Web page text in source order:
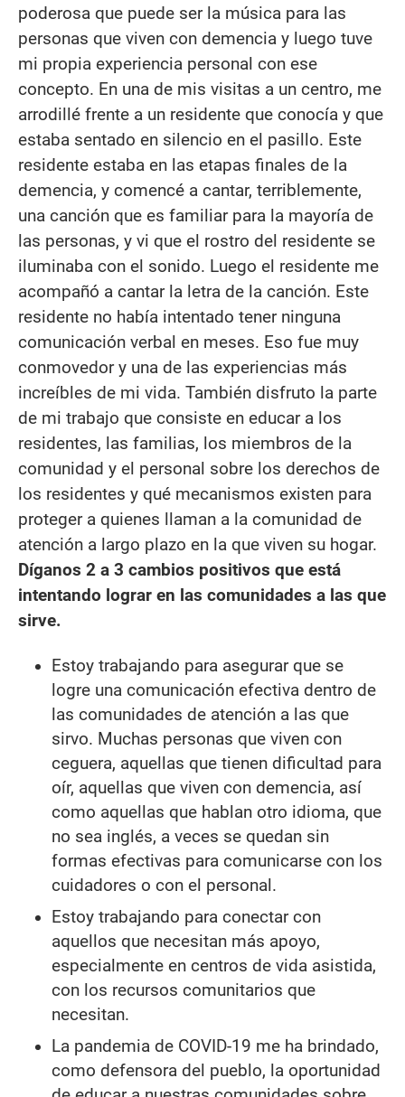
poderosa que puede ser la música para las
personas que viven con demencia y luego tuve
mi propia experiencia personal con ese
concepto. En una de mis visitas a un centro, me
arrodillé frente a un residente que conocía y que
estaba sentado en silencio en el pasillo. Este
residente estaba en las etapas finales de la
demencia, y comencé a cantar, terriblemente,
una canción que es familiar para la mayoría de
las personas, y vi que el rostro del residente se
iluminaba con el sonido. Luego el residente me
acompañó a cantar la letra de la canción. Este
residente no había intentado tener ninguna
comunicación verbal en meses. Eso fue muy
conmovedor y una de las experiencias más
increíbles de mi vida. También disfruto la parte
de mi trabajo que consiste en educar a los
residentes, las familias, los miembros de la
comunidad y el personal sobre los derechos de
los residentes y qué mecanismos existen para
proteger a quienes llaman a la comunidad de
atención a largo plazo en la que viven su hogar.
Díganos 2 a 3 cambios positivos que está
intentando lograr en las comunidades a las que
sirve.
Estoy trabajando para asegurar que se
logre una comunicación efectiva dentro de
las comunidades de atención a las que
sirvo. Muchas personas que viven con
ceguera, aquellas que tienen dificultad para
oír, aquellas que viven con demencia, así
como aquellas que hablan otro idioma, que
no sea inglés, a veces se quedan sin
formas efectivas para comunicarse con los
cuidadores o con el personal.
Estoy trabajando para conectar con
aquellos que necesitan más apoyo,
especialmente en centros de vida asistida,
con los recursos comunitarios que
necesitan.
La pandemia de COVID-19 me ha brindado,
como defensora del pueblo, la oportunidad